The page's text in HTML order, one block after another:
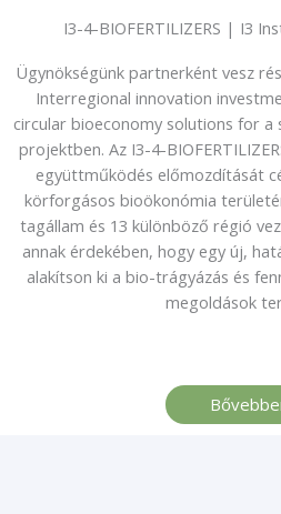
I3-4-BIOFERTILIZERS | I3
Ügynökségünk partnerként vesz
Interregional innovation
circular bioeconomy solutions for a
projektben. Az I3-4-
együttműködés előmozdítását
körforgásos bioökonómia
tagállam és 13 különböző régió
annak érdekében, hogy egy új,
alakítson ki a bio-trágyázás és
megoldások